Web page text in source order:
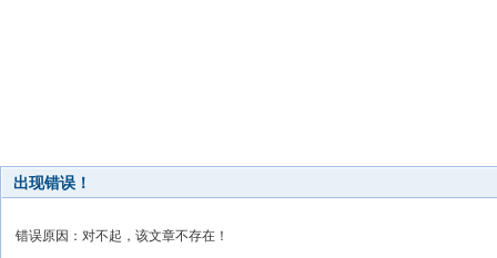
出现错误！
错误原因：对不起，该文章不存在！